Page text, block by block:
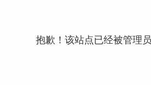
抱歉！该站点已经被管理